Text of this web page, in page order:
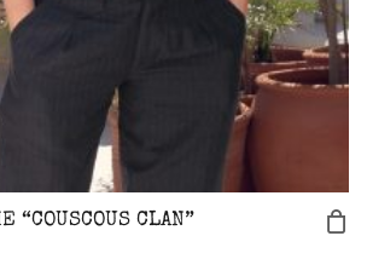
“COUSCOUS CLAN”